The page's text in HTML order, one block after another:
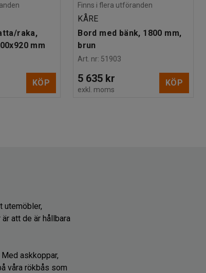
raka,
mm
KÖP
Finns i flera utföranden
KÅRE
Bord med bänk, 1800 mm,
brun
Art. nr: 51903
5 635 kr
exkl. moms
KÖP
utemöbler,
att de är hållbara
askkoppar,
våra rökbås som